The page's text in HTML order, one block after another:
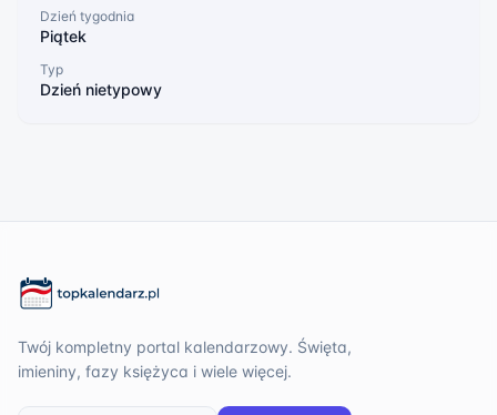
Dzień tygodnia
Piątek
Typ
Dzień nietypowy
Twój kompletny portal kalendarzowy. Święta,
imieniny, fazy księżyca i wiele więcej.